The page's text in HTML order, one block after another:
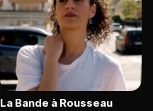
La Bande à Rousseau